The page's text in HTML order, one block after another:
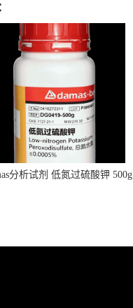
分析试剂 低氮过硫酸钾 500g